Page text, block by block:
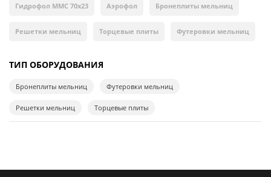
Гидрофол ММС 70х23 Аэрофол Бронеплиты мельниц
Решетки мельниц Торцевые плиты Футеровки мельниц
ТИП ОБОРУДОВАНИЯ
Бронеплиты мельниц Футеровки мельниц
Решетки мельниц Торцевые плиты